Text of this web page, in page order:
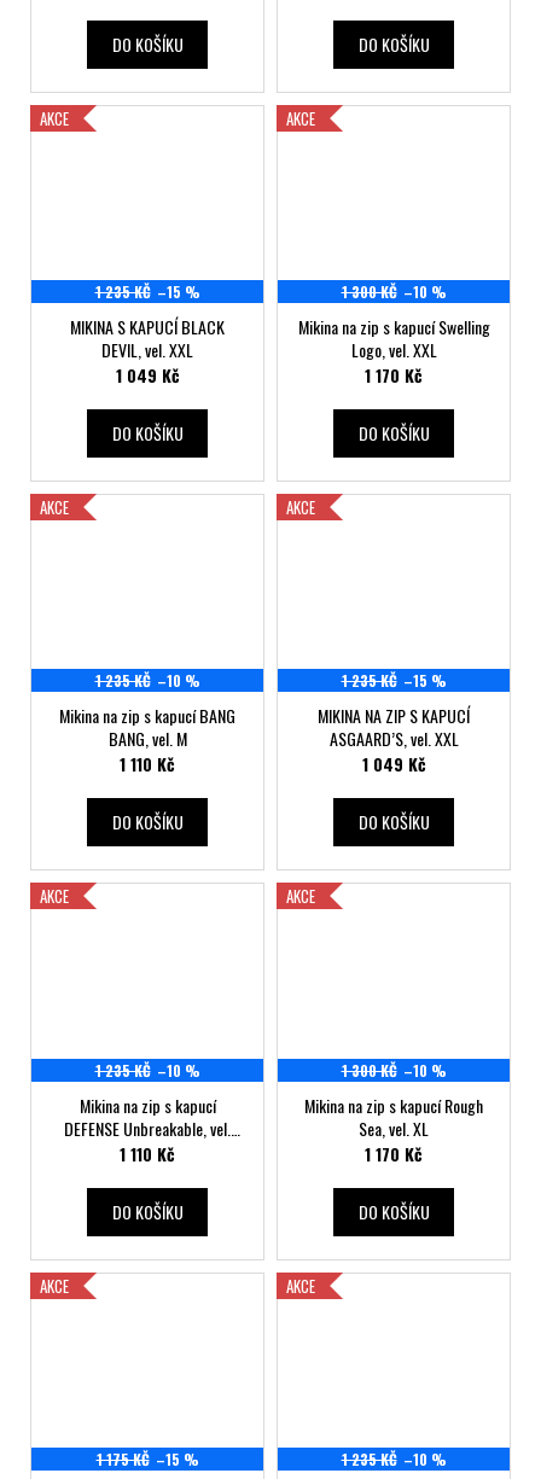
DO KOŠÍKU DO KOŠÍKU
AKCE
1 235 KČ –15 %
MIKINA S KAPUCÍ BLACK
DEVIL, vel. XXL
1 049 Kč
DO KOŠÍKU
AKCE
1 300 KČ –10 %
Mikina na zip s kapucí Swelling
Logo, vel. XXL
1 170 Kč
DO KOŠÍKU
AKCE
1 235 KČ –10 %
Mikina na zip s kapucí BANG
BANG, vel. M
1 110 Kč
DO KOŠÍKU
AKCE
1 235 KČ –15 %
MIKINA NA ZIP S KAPUCÍ
ASGAARD’S, vel. XXL
1 049 Kč
DO KOŠÍKU
AKCE
1 235 KČ –10 %
Mikina na zip s kapucí
DEFENSE Unbreakable, vel.
XXL
1 110 Kč
DO KOŠÍKU
AKCE
1 300 KČ –10 %
Mikina na zip s kapucí Rough
Sea, vel. XL
1 170 Kč
DO KOŠÍKU
AKCE
1 175 KČ –15 %
AKCE
1 235 KČ –10 %